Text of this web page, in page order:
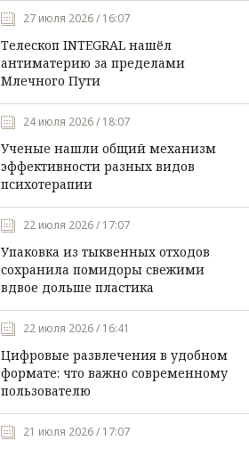
27 июля 2026 / 16:07
Телескоп INTEGRAL нашёл
антиматерию за пределами
Млечного Пути
24 июля 2026 / 18:07
Ученые нашли общий механизм
эффективности разных видов
психотерапии
22 июля 2026 / 17:07
Упаковка из тыквенных отходов
сохранила помидоры свежими
вдвое дольше пластика
22 июля 2026 / 16:41
Цифровые развлечения в удобном
формате: что важно современному
пользователю
21 июля 2026 / 17:07